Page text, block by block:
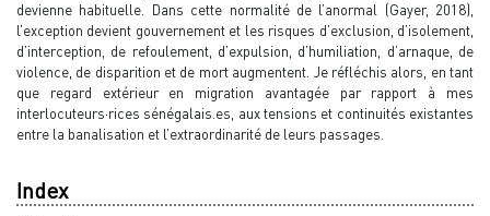
devienne habituelle. Dans cette normalité de l’anormal (Gayer, 2018),
l’exception devient gouvernement et les risques d’exclusion, d’isolement,
d’interception, de refoulement, d’expulsion, d’humiliation, d’arnaque, de
violence, de disparition et de mort augmentent. Je réfléchis alors, en tant
que regard extérieur en migration avantagée par rapport à mes
interlocuteurs·rices sénégalais.es, aux tensions et continuités existantes
entre la banalisation et l’extraordinarité de leurs passages.
Index